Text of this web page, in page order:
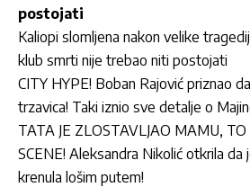
postojati
Kaliopi slomljena nakon velike
klub smrti nije trebao niti postojati
CITY HYPE! Boban Rajović priznao
trzavica! Taki iznio sve detalje o
TATA JE ZLOSTAVLJAO MAMU,
SCENE! Aleksandra Nikolić otkrila
krenula lošim putem!